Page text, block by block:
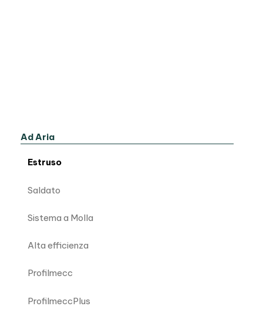
Ad Aria
Estruso
Saldato
Sistema a Molla
Alta efficienza
Profilmecc
ProfilmeccPlus